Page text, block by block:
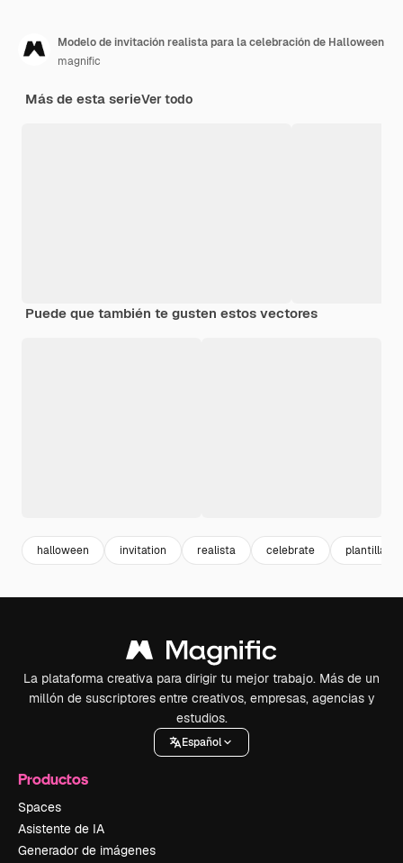
Modelo de invitación realista para la celebración de Halloween
magnific
Más de esta serieVer todo
Puede que también te gusten estos vectores
halloween invitation realista celebrate plantillas
La plataforma creativa para dirigir tu mejor trabajo. Más de un
millón de suscriptores entre creativos, empresas, agencias y
estudios.
Español
Productos
Spaces
Asistente de IA
Generador de imágenes